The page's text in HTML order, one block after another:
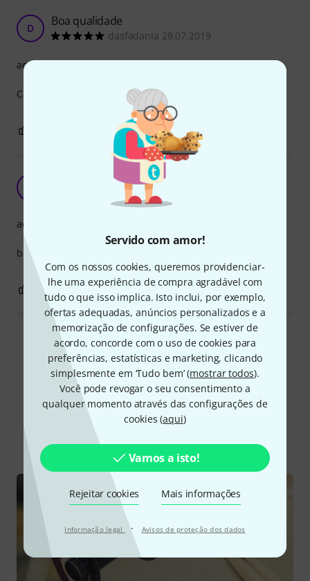
Servido com amor!
Com os nossos cookies, queremos providenciar-
lhe uma experiência de compra agradável com
tudo o que isso implica. Isto inclui, por exemplo,
ofertas adequadas, anúncios personalizados e a
memorização de configurações. Se estiver de
acordo, concorde com o uso de cookies para
preferências, estatísticas e marketing, clicando
simplesmente em ‘Tudo bem’ (mostrar todos).
Você pode revogar o seu consentimento a
qualquer momento através das configurações de
cookies (aqui)
Vamos a isto!
Rejeitar cookies Mais informações
Informação legal · Avisos de proteção dos dados
D Boa qualidade
dasfadania 28.07.2019
Cabo de boa qualidade e bons acabamentos.
acabamento
REPORTAR A CRÍTICA
Boa qualidade
Pedro136 30.11.2017
boa qualidade de fabrico
acabamento
1 REPORTAR A CRÍTICA
Ler todas as reviews
Sabia?
Todos Guia Online